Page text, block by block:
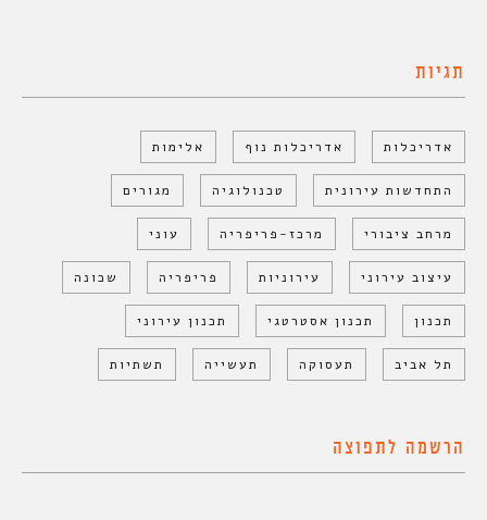
תגיות
אדריכלות אדריכלות נוף אלימות
התחדשות עירונית טכנולוגיה מגורים
מרחב ציבורי מרכז-פריפריה עוני
עיצוב עירוני עירוניות פריפריה שכונה
תכנון תכנון אסטרטגי תכנון עירוני
תל אביב תעסוקה תעשייה תשתיות
הרשמה לתפוצה